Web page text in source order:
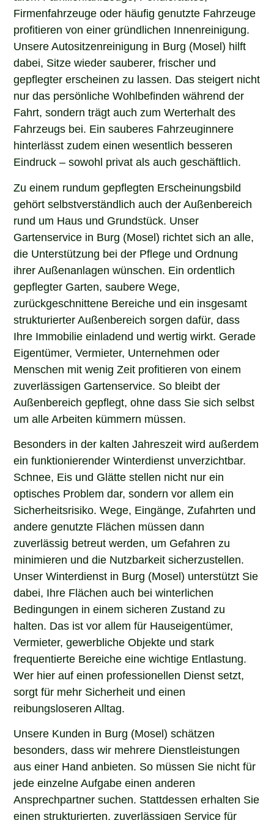
Firmenfahrzeuge oder häufig genutzte Fahrzeuge
profitieren von einer gründlichen Innenreinigung.
Unsere Autositzenreinigung in Burg (Mosel) hilft
dabei, Sitze wieder sauberer, frischer und
gepflegter erscheinen zu lassen. Das steigert nicht
nur das persönliche Wohlbefinden während der
Fahrt, sondern trägt auch zum Werterhalt des
Fahrzeugs bei. Ein sauberes Fahrzeuginnere
hinterlässt zudem einen wesentlich besseren
Eindruck – sowohl privat als auch geschäftlich.
Zu einem rundum gepflegten Erscheinungsbild
gehört selbstverständlich auch der Außenbereich
rund um Haus und Grundstück. Unser
Gartenservice in Burg (Mosel) richtet sich an alle,
die Unterstützung bei der Pflege und Ordnung
ihrer Außenanlagen wünschen. Ein ordentlich
gepflegter Garten, saubere Wege,
zurückgeschnittene Bereiche und ein insgesamt
strukturierter Außenbereich sorgen dafür, dass
Ihre Immobilie einladend und wertig wirkt. Gerade
Eigentümer, Vermieter, Unternehmen oder
Menschen mit wenig Zeit profitieren von einem
zuverlässigen Gartenservice. So bleibt der
Außenbereich gepflegt, ohne dass Sie sich selbst
um alle Arbeiten kümmern müssen.
Besonders in der kalten Jahreszeit wird außerdem
ein funktionierender Winterdienst unverzichtbar.
Schnee, Eis und Glätte stellen nicht nur ein
optisches Problem dar, sondern vor allem ein
Sicherheitsrisiko. Wege, Eingänge, Zufahrten und
andere genutzte Flächen müssen dann
zuverlässig betreut werden, um Gefahren zu
minimieren und die Nutzbarkeit sicherzustellen.
Unser Winterdienst in Burg (Mosel) unterstützt Sie
dabei, Ihre Flächen auch bei winterlichen
Bedingungen in einem sicheren Zustand zu
halten. Das ist vor allem für Hauseigentümer,
Vermieter, gewerbliche Objekte und stark
frequentierte Bereiche eine wichtige Entlastung.
Wer hier auf einen professionellen Dienst setzt,
sorgt für mehr Sicherheit und einen
reibungsloseren Alltag.
Unsere Kunden in Burg (Mosel) schätzen
besonders, dass wir mehrere Dienstleistungen
aus einer Hand anbieten. So müssen Sie nicht für
jede einzelne Aufgabe einen anderen
Ansprechpartner suchen. Stattdessen erhalten Sie
einen strukturierten, zuverlässigen Service für